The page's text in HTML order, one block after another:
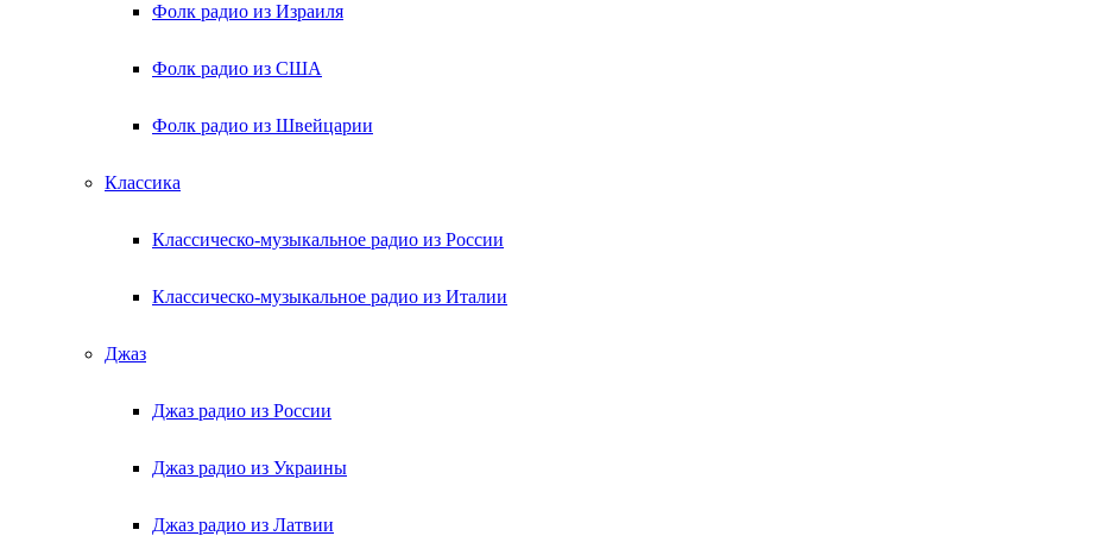
Фолк радио из Израиля
Фолк радио из США
Фолк радио из Швейцарии
Классика
Классическо-музыкальное радио из России
Классическо-музыкальное радио из Италии
Джаз
Джаз радио из России
Джаз радио из Украины
Джаз радио из Латвии